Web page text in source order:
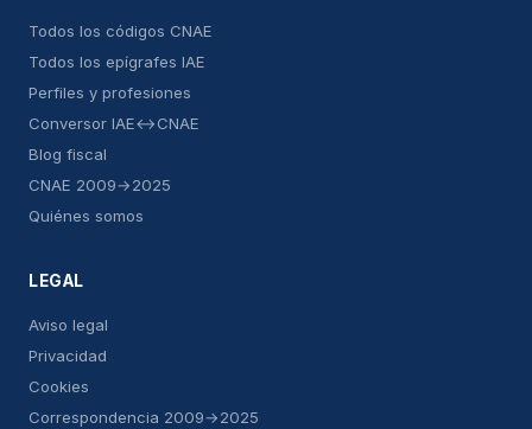
Todos los códigos CNAE
Todos los epígrafes IAE
Perfiles y profesiones
Conversor IAE↔CNAE
Blog fiscal
CNAE 2009→2025
Quiénes somos
LEGAL
Aviso legal
Privacidad
Cookies
Correspondencia 2009→2025